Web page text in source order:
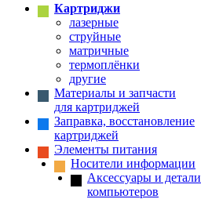
Картриджи
лазерные
струйные
матричные
термоплёнки
другие
Материалы и запчасти
для картриджей
Заправка, восстановление
картриджей
Элементы питания
Носители информации
Аксессуары и детали
компьютеров